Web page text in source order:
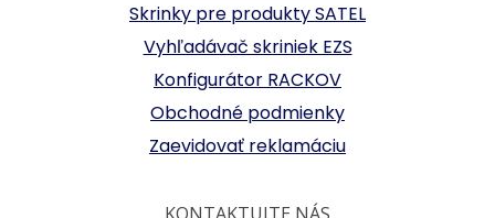
Skrinky pre produkty SATEL
Vyhľadávač skriniek EZS
Konfigurátor RACKOV
Obchodné podmienky
Zaevidovať reklamáciu